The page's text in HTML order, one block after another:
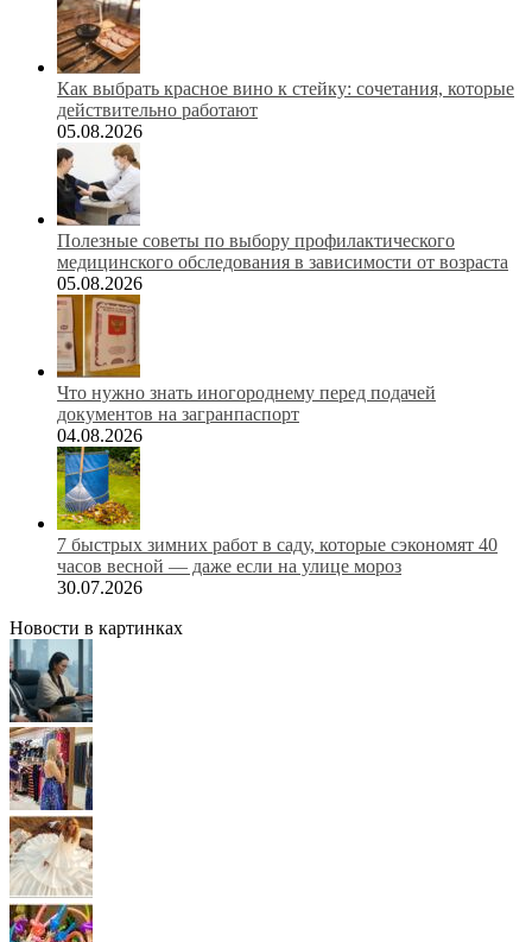
Как выбрать красное вино к стейку: сочетания, которые
действительно работают
05.08.2026
Полезные советы по выбору профилактического
медицинского обследования в зависимости от возраста
05.08.2026
Что нужно знать иногороднему перед подачей
документов на загранпаспорт
04.08.2026
7 быстрых зимних работ в саду, которые сэкономят 40
часов весной — даже если на улице мороз
30.07.2026
Новости в картинках